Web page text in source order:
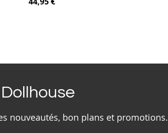
nouveautés, bon plans et promotions.